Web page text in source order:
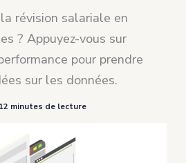
révision salariale en
? Appuyez-vous sur
pour prendre
sur les données.
12 minutes de lecture